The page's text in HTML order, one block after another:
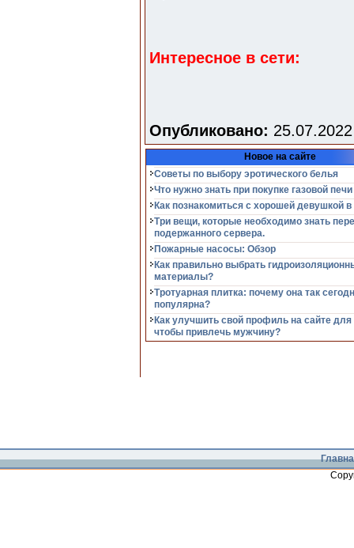
Интересное в сети:
Опубликовано:
Новое на сайте
Советы по выбору эротического белья
Что нужно знать при покупке газовой печи
Как познакомиться с хорошей девушкой в
Три вещи, которые необходимо знать
подержанного сервера.
Пожарные насосы: Обзор
Как правильно выбрать
материалы?
Тротуарная плитка: почему она так
популярна?
Как улучшить свой профиль на сайте для
чтобы привлечь мужчину?